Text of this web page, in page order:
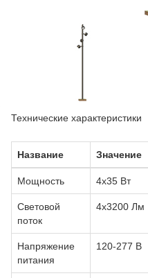
Технические характеристики
Название Значение
Мощность 4x35 Вт
Световой
поток
4х3200 Лм
Напряжение
питания
120-277 В